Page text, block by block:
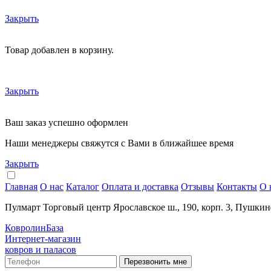
Закрыть
Товар добавлен в корзину.
Закрыть
Ваш заказ успешно оформлен
Наши менеджеры свяжутся с Вами в ближайшее время
Закрыть
Главная О нас Каталог Оплата и доставка Отзывы Контакты О
Пулмарт Торговый центр Ярославское ш., 190, корп. 3,
КовролинБаза
Интернет-магазин
ковров и паласов